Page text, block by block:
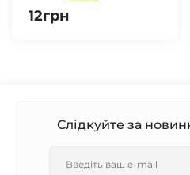
12грн
Слідкуйте за